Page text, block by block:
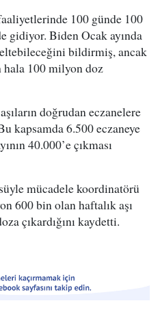
100 günde 100
gidiyor. Biden Ocak ayında
bildirmiş, ancak
hala 100 milyon doz
doğrudan eczanelere
kapsamda 6.500 eczaneye
40.000’e çıkması
mücadele koordinatörü
600 bin olan haftalık aşı
çıkardığını kaydetti.